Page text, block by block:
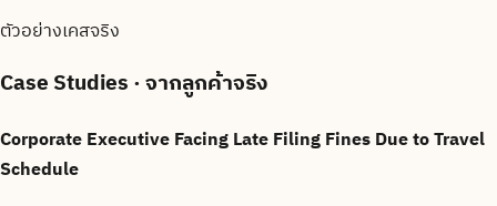
ตัวอย่างเคสจริง
Case Studies· จากลูกค้าจริง
Corporate Executive Facing Late Filing Fines Due to Travel
Schedule